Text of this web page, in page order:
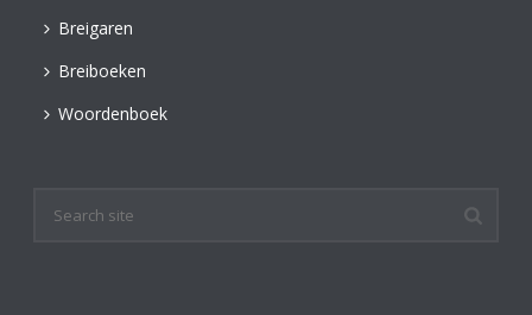
Breigaren
Breiboeken
Woordenboek